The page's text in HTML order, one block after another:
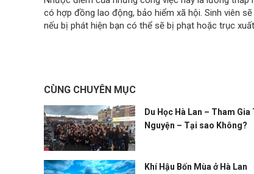
có hợp đồng lao động, bảo hiểm xã hội. Sinh viên
nếu bị phát hiện bạn có thể sẽ bị phạt hoặc trục
CÙNG CHUYÊN MỤC
Du Học Hà Lan – Tham Gia
Nguyện – Tại sao Không?
Khí Hậu Bốn Mùa ở Hà Lan